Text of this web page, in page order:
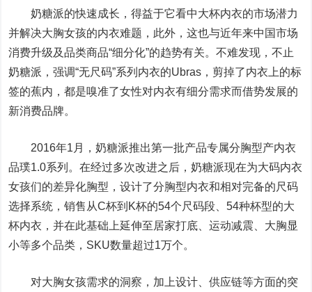
奶糖派的快速成长，得益于它看中大杯内衣的市场潜力
并解决大胸女孩的内衣难题，此外，这也与近年来中国市场
消费升级及品类商品“细分化”的趋势有关。不难发现，不止
奶糖派，强调“无尺码”系列内衣的Ubras，剪掉了内衣上的标
签的蕉内，都是嗅准了女性对内衣有细分需求而借势发展的
新消费品牌。
2016年1月，奶糖派推出第一批产品专属分胸型产内衣
品璞1.0系列。在经过多次改进之后，奶糖派现在为大码内衣
女孩们的差异化胸型，设计了分胸型内衣和相对完备的尺码
选择系统，销售从C杯到K杯的54个尺码段、54种杯型的大
杯内衣，并在此基础上延伸至居家打底、运动减震、大胸显
小等多个品类，SKU数量超过1万个。
对大胸女孩需求的洞察，加上设计、供应链等方面的突